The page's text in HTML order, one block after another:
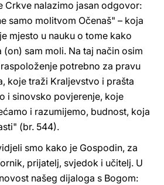
Crkve nalazimo jasan odgovor:
samo molitvom Očenaš" – koja
mjesto u nauku o tome kako
sam moli. Na taj način osim
potrebno za pravu
koje traži Kraljevstvo i prašta
i sinovsko povjerenje, koje
i razumijemo, budnost, koja
(br. 544).
smo kako je Gospodin, za
prijatelj, svjedok i učitelj. U
našeg dijaloga s Bogom: